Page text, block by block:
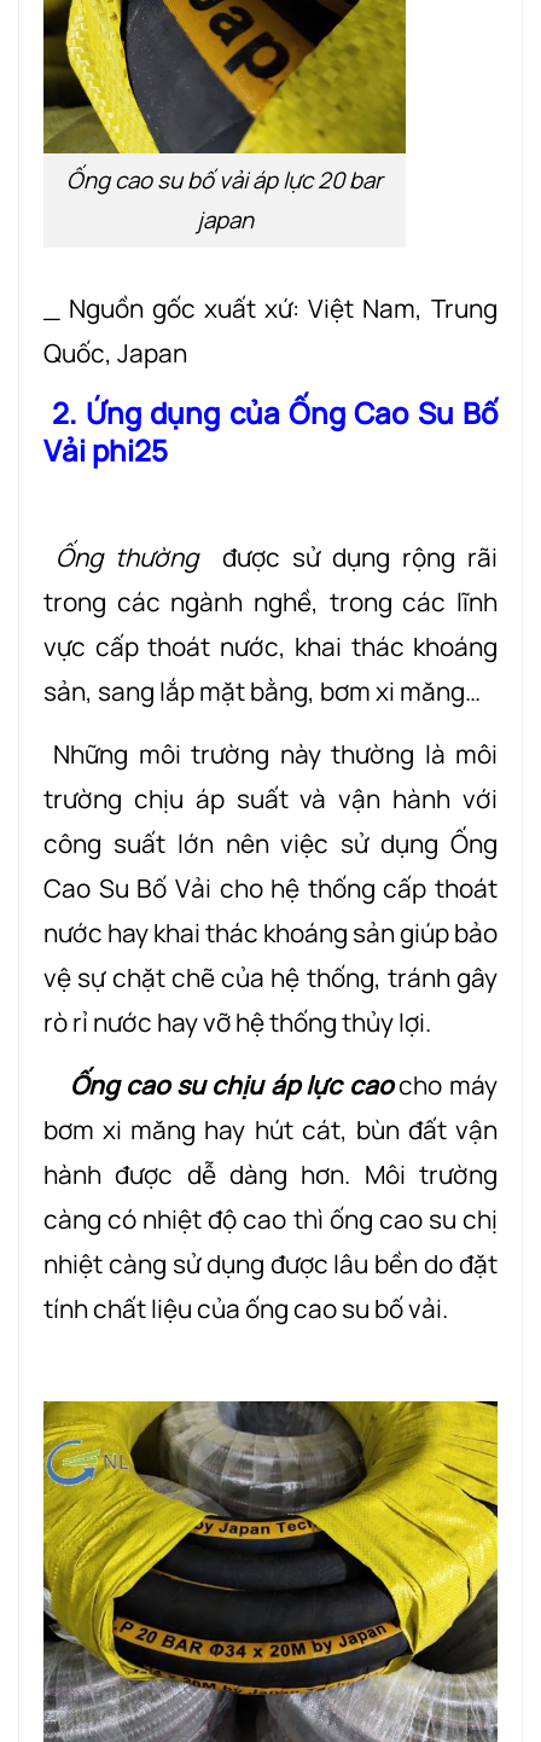
Ống cao su bố vải áp lực 20 bar
japan
_ Nguồn gốc xuất xứ: Việt Nam, Trung
Quốc, Japan
2. Ứng dụng của Ống Cao Su Bố
Vải phi25
Ống thường
được sử dụng rộng rãi
trong các ngành nghề, trong các lĩnh
vực cấp thoát nước, khai thác khoáng
sản, sang lắp mặt bằng, bơm xi măng…
Những môi trường này thường là môi
trường chịu áp suất và vận hành với
công suất lớn nên việc sử dụng Ống
Cao Su Bố Vải cho hệ thống cấp thoát
nước hay khai thác khoáng sản giúp bảo
vệ sự chặt chẽ của hệ thống, tránh gây
rò rỉ nước hay vỡ hệ thống thủy lợi.
Ống cao su chịu áp lực caocho máy
bơm xi măng hay hút cát, bùn đất vận
hành được dễ dàng hơn. Môi trường
càng có nhiệt độ cao thì ống cao su chị
nhiệt càng sử dụng được lâu bền do đặt
tính chất liệu của ống cao su bố vải.